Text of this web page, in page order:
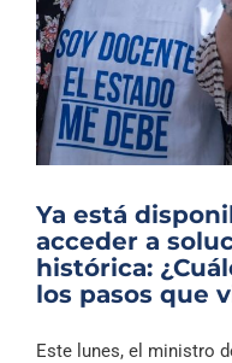
Ya está
acceder a
histórica:
los pasos que
Este lunes, el ministro